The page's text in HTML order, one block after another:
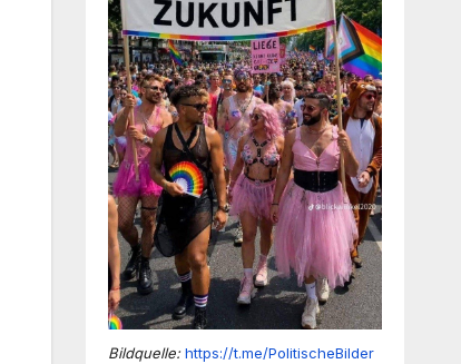
Bildquelle: https://t.me/PolitischeBilder